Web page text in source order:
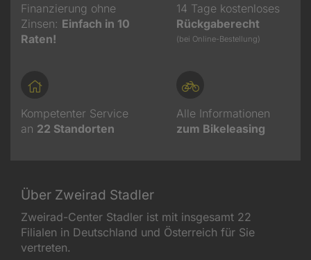
Finanzierung ohne
Zinsen: Einfach in 10
Raten!
14 Tage kostenloses
Rückgaberecht
(bei Online-Bestellung)
Kompetenter Service
an 22 Standorten
Alle Informationen
zum Bikeleasing
Über Zweirad Stadler
Zweirad-Center Stadler ist mit insgesamt 22
Filialen in Deutschland und Österreich für Sie
vertreten.